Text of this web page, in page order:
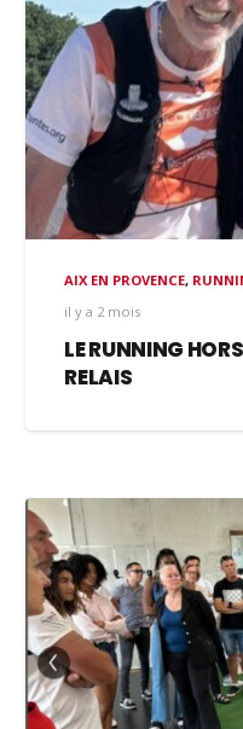
AIX EN PROVENCE,
il y a 2 mois
LE RUNNING
RELAIS